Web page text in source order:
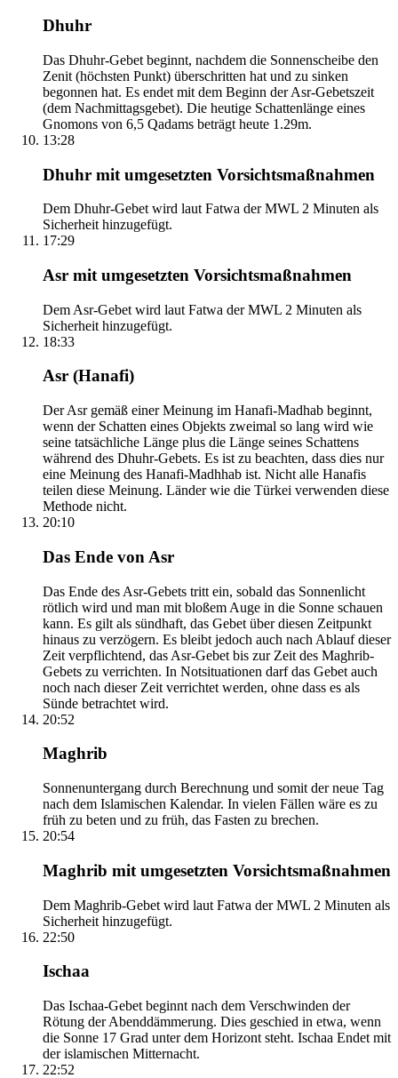
Dhuhr
Das Dhuhr-Gebet beginnt, nachdem die Sonnenscheibe den
Zenit (höchsten Punkt) überschritten hat und zu sinken
begonnen hat. Es endet mit dem Beginn der Asr-Gebetszeit
(dem Nachmittagsgebet). Die heutige Schattenlänge eines
Gnomons von 6,5 Qadams beträgt heute 1.29m.
13:28
Dhuhr mit umgesetzten Vorsichtsmaßnahmen
Dem Dhuhr-Gebet wird laut Fatwa der MWL 2 Minuten als
Sicherheit hinzugefügt.
17:29
Asr mit umgesetzten Vorsichtsmaßnahmen
Dem Asr-Gebet wird laut Fatwa der MWL 2 Minuten als
Sicherheit hinzugefügt.
18:33
Asr (Hanafi)
Der Asr gemäß einer Meinung im Hanafi-Madhab beginnt,
wenn der Schatten eines Objekts zweimal so lang wird wie
seine tatsächliche Länge plus die Länge seines Schattens
während des Dhuhr-Gebets. Es ist zu beachten, dass dies nur
eine Meinung des Hanafi-Madhhab ist. Nicht alle Hanafis
teilen diese Meinung. Länder wie die Türkei verwenden diese
Methode nicht.
20:10
Das Ende von Asr
Das Ende des Asr-Gebets tritt ein, sobald das Sonnenlicht
rötlich wird und man mit bloßem Auge in die Sonne schauen
kann. Es gilt als sündhaft, das Gebet über diesen Zeitpunkt
hinaus zu verzögern. Es bleibt jedoch auch nach Ablauf dieser
Zeit verpflichtend, das Asr-Gebet bis zur Zeit des Maghrib-
Gebets zu verrichten. In Notsituationen darf das Gebet auch
noch nach dieser Zeit verrichtet werden, ohne dass es als
Sünde betrachtet wird.
20:52
Maghrib
Sonnenuntergang durch Berechnung und somit der neue Tag
nach dem Islamischen Kalendar. In vielen Fällen wäre es zu
früh zu beten und zu früh, das Fasten zu brechen.
20:54
Maghrib mit umgesetzten Vorsichtsmaßnahmen
Dem Maghrib-Gebet wird laut Fatwa der MWL 2 Minuten als
Sicherheit hinzugefügt.
22:50
Ischaa
Das Ischaa-Gebet beginnt nach dem Verschwinden der
Rötung der Abenddämmerung. Dies geschied in etwa, wenn
die Sonne 17 Grad unter dem Horizont steht. Ischaa Endet mit
der islamischen Mitternacht.
22:52